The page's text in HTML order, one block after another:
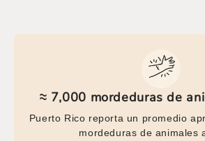
≈ 7,000 mordeduras de
Puerto Rico reporta un promedio
mordeduras de animales